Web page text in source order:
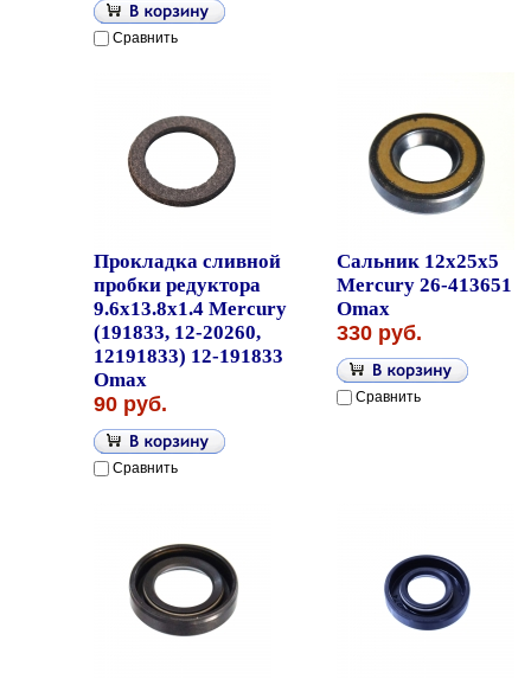
Сравнить
Прокладка сливной
пробки редуктора
9.6х13.8х1.4 Mercury
(191833, 12-20260,
12191833) 12-191833
Omax
90 руб.
Сравнить
Сальник 12x25x5
Mercury 26-413651
Omax
330 руб.
Сравнить